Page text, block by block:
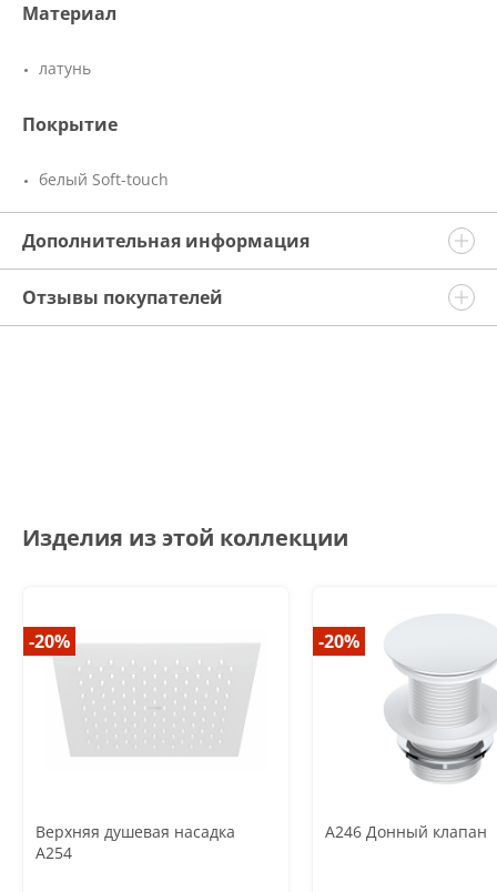
Материал
латунь
Покрытие
белый Soft-touch
Дополнительная информация
Отзывы покупателей
Изделия из этой коллекции
-20%
Верхняя душевая насадка
A254
-20%
A246 Донный клапан